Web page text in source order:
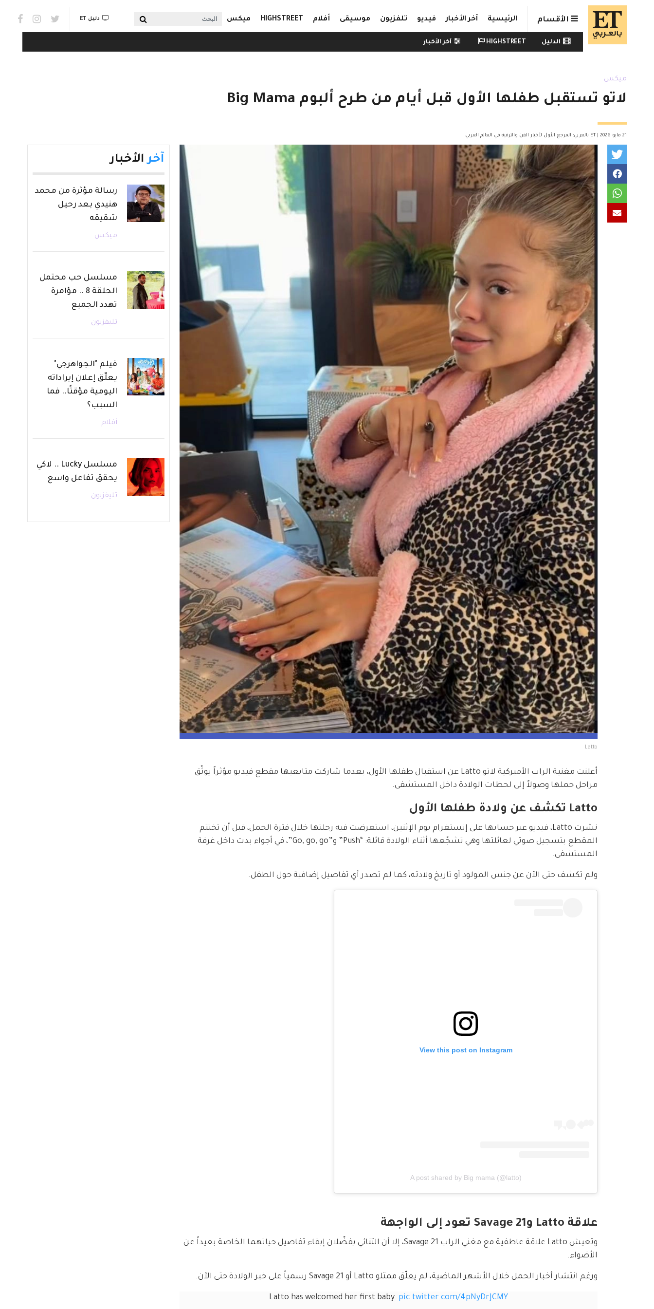
Skip to main content
الأقسام الرئيسية آخر الأخبار فيديو تلفزيون موسيقى أفلام HIGHSTREET ميكس البحث links & Watch
دليل ET
Watch menu
الدليل HIGHSTREET آخر الأخبار
ميكس
لاتو تستقبل طفلها الأول قبل أيام من طرح ألبوم Big Mama
21 مايو 2026 | ET بالعربي: المرجع الأول لأخبار الفن والترفيه في العالم العربي
Latto
أعلنت مغنية الراب الأميركية لاتو Latto عن استقبال طفلها الأول، بعدما شاركت متابعيها مقطع فيديو مؤثراً يوثّق
مراحل حملها وصولاً إلى لحظات الولادة داخل المستشفى.
Latto تكشف عن ولادة طفلها الأول
نشرت Latto، فيديو عبر حسابها على إنستغرام يوم الإثنين، استعرضت فيه رحلتها خلال فترة الحمل، قبل أن تختتم
المقطع بتسجيل صوتي لعائلتها وهي تشجّعها أثناء الولادة قائلة: “Push” و”Go, go, go”، في أجواء بدت داخل غرفة
المستشفى.
ولم تكشف حتى الآن عن جنس المولود أو تاريخ ولادته، كما لم تصدر أي تفاصيل إضافية حول الطفل.
View this post on Instagram
A post shared by Big mama (@latto)
علاقة Latto و21 Savage تعود إلى الواجهة
وتعيش Latto علاقة عاطفية مع مغني الراب 21 Savage، إلا أن الثنائي يفضّلان إبقاء تفاصيل حياتهما الخاصة بعيداً عن
الأضواء.
ورغم انتشار أخبار الحمل خلال الأشهر الماضية، لم يعلّق ممثلو Latto أو 21 Savage رسمياً على خبر الولادة حتى الآن.
Latto has welcomed her first baby. pic.twitter.com/4pNyDrJCMY
آخر الأخبار
رسالة مؤثرة من محمد
هنيدي بعد رحيل
شقيقه
ميكس
مسلسل حب محتمل
الحلقة 8 .. مؤامرة
تهدد الجميع
تليفزيون
فيلم "الجواهرجي"
يعلّق إعلان إيراداته
اليومية مؤقتًا.. فما
السبب؟
أفلام
مسلسل Lucky .. لاكي
يحقق تفاعل واسع
تليفزيون